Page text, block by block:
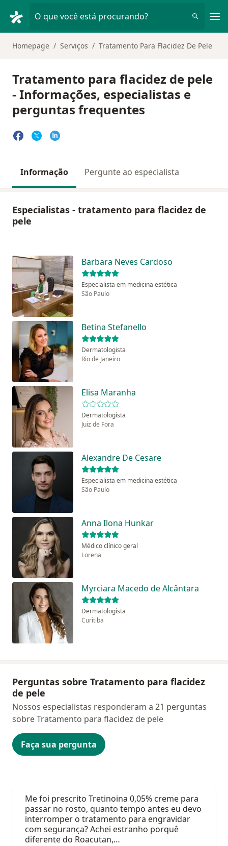
O que você está procurando?
Homepage Serviços Tratamento Para Flacidez De Pele
Tratamento para flacidez de pele
- Informações, especialistas e
perguntas frequentes
Informação Pergunte ao especialista
Especialistas - tratamento para flacidez de
pele
Barbara Neves Cardoso
Especialista em medicina estética
São Paulo
Betina Stefanello
Dermatologista
Rio de Janeiro
Elisa Maranha
Dermatologista
Juiz de Fora
Alexandre De Cesare
Especialista em medicina estética
São Paulo
Anna Ilona Hunkar
Médico clínico geral
Lorena
Myrciara Macedo de Alcântara
Dermatologista
Curitiba
Perguntas sobre Tratamento para flacidez
de pele
Faça sua pergunta
Nossos especialistas responderam a 21 perguntas
sobre Tratamento para flacidez de pele
Me foi prescrito Tretinoina 0,05% creme para
passar no rosto, quanto tempo antes eu devo
interromper o tratamento para engravidar
com segurança? Achei estranho porquê
diferente do Roacutan,…